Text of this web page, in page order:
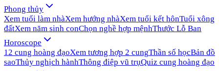
Phong thủy
Xem tuổi làm nhàXem hướng nhàXem tuổi kết hônTuổi xông
đấtXem năm sinh conChọn nghề hợp mệnhThước Lỗ Ban
Horoscope
12 cung hoàng đạoXem tương hợp 2 cungThần số họcBản đồ
saoThủy nghịch hànhThông điệp vũ trụQuiz cung hoàng đạo